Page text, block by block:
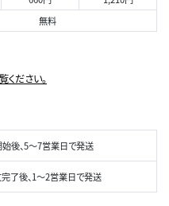
無料
ください。
後、5～7営業日で発送
了後、1～2営業日で発送